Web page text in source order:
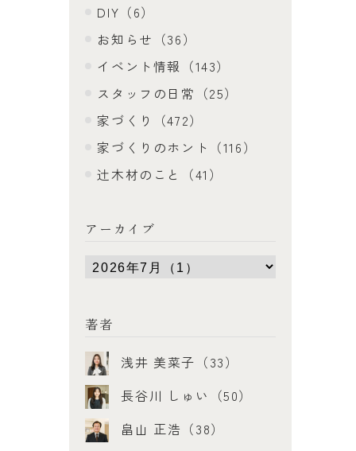
DIY（6）
お知らせ（36）
イベント情報（143）
スタッフの日常（25）
家づくり（472）
家づくりのホント（116）
辻木材のこと（41）
アーカイブ
著者
浅井 美菜子（33）
長谷川 しゅい（50）
畠山 正浩（38）